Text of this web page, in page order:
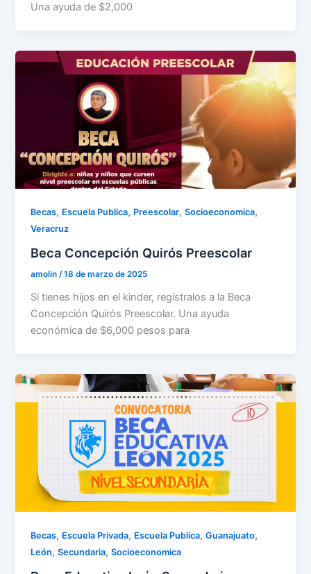
Una ayuda de $2,000
Becas, Escuela Publica, Preescolar,Socioeconomica,
Veracruz
Beca Concepción Quirós Preescolar
amolin/18 de marzo de 2025
Si tienes hijos en el kinder, regístralos a la Beca
Concepción Quirós Preescolar. Una ayuda
económica de $6,000 pesos para
Becas, Escuela Privada, Escuela Publica,Guanajuato,
León,Secundaria,Socioeconomica